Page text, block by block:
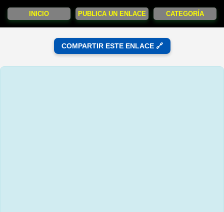
INICIO PUBLICA UN ENLACE CATEGORÍA
COMPARTIR ESTE ENLACE 🔗